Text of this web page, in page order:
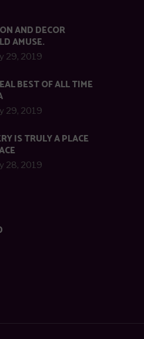
AND DECOR
AMUSE.
29, 2019
BEST OF ALL TIME
29, 2019
IS TRULY A PLACE
28, 2019